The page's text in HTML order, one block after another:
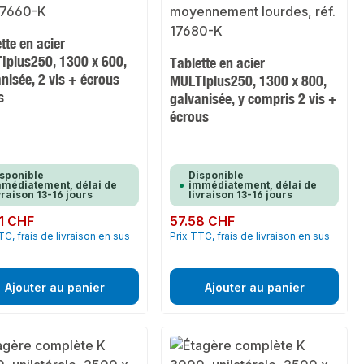
en acier
1300 x 600,
2 vis + écrous
délai de
13-16 jours
:
CHF
frais de livraison en sus
Ajouter au panier
Tablette en acier
MULTIplus250, 1300 x 800,
galvanisée, y compris 2 vis +
écrous
Disponible
immédiatement, délai de
livraison 13-16 jours
Prix régulier :
57.58 CHF
Prix TTC, frais de livraison en sus
Ajouter au panier